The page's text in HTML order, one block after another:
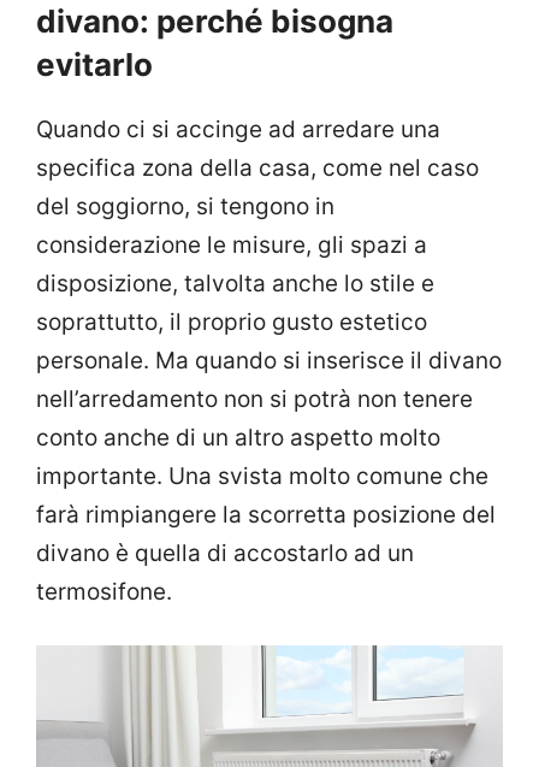
divano: perché bisogna
evitarlo
Quando ci si accinge ad arredare una
specifica zona della casa, come nel caso
del soggiorno, si tengono in
considerazione le misure, gli spazi a
disposizione, talvolta anche lo stile e
soprattutto, il proprio gusto estetico
personale. Ma quando si inserisce il divano
nell’arredamento non si potrà non tenere
conto anche di un altro aspetto molto
importante. Una svista molto comune che
farà rimpiangere la scorretta posizione del
divano è quella di accostarlo ad un
termosifone.